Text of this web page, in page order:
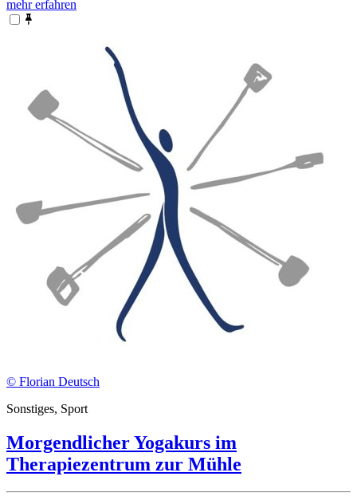
mehr erfahren
© Florian Deutsch
Sonstiges, Sport
Morgendlicher Yogakurs im
Therapiezentrum zur Mühle